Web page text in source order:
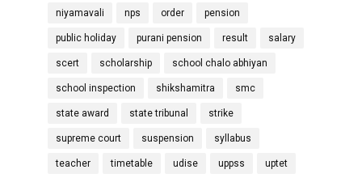
niyamavali nps order pension
public holiday purani pension result salary
scert scholarship school chalo abhiyan
school inspection shikshamitra smc
state award state tribunal strike
supreme court suspension syllabus
teacher timetable udise uppss uptet